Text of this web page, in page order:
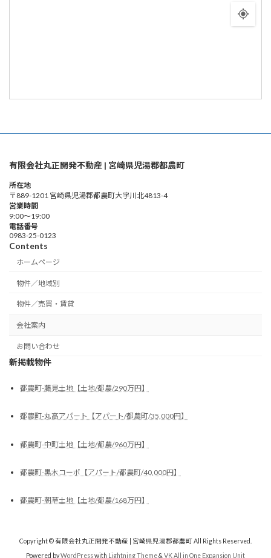
有限会社丸正開発不動産 | 宮崎県児湯郡都農町
所在地
〒889-1201 宮崎県児湯郡都農町大字川北4813-4
営業時間
9:00～19:00
電話番号
0983-25-0123
Contents
ホームページ
物件／地域別
物件／売買・賃貸
会社案内
お問い合わせ
新掲載物件
都農町-藤見土地【土地/都農/290万円】
都農町-丸高アパート【アパート/都農町/35,000円】
都農町-中町土地【土地/都農/960万円】
都農町-黒木コーポ【アパート/都農町/40,000円】
都農町-朝草土地【土地/都農/168万円】
Copyright © 有限会社丸正開発不動産 | 宮崎県児湯郡都農町 All Rights Reserved.
Powered byWordPresswith Lightning Theme& VK All in One Expansion Unit